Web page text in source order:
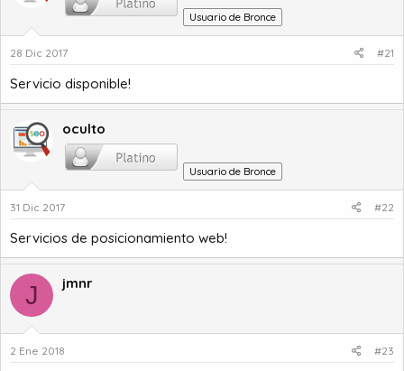
e
m
i
n
i
o
Usuario de Bronce
28 Dic 2017 #21
Servicio disponible!
oculto
Usuario de Bronce
31 Dic 2017 #22
Servicios de posicionamiento web!
J jmnr
2 Ene 2018 #23